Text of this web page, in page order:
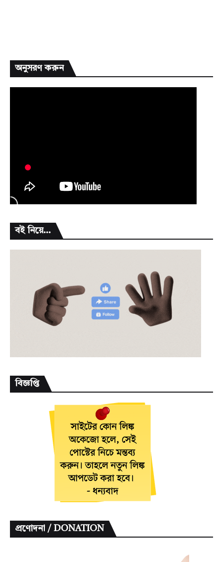
অনুসরণ করুন
বই নিয়ে...
বিজ্ঞপ্তি
প্রণোদনা / DONATION